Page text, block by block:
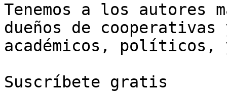
Tenemos a los autores
dueños de cooperativas
académicos, políticos,
Suscríbete gratis